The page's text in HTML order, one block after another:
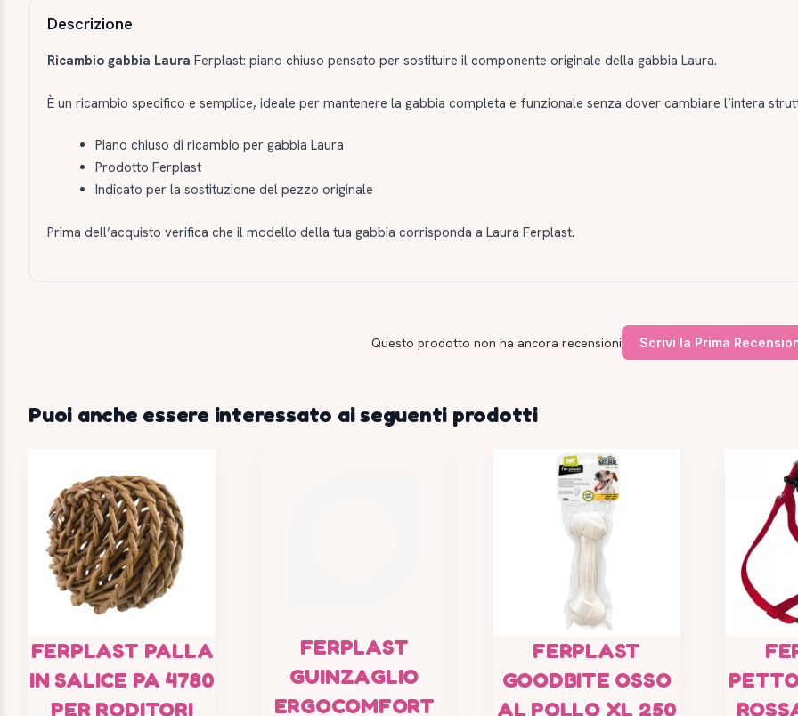
Descrizione
Ricambio gabbia Laura Ferplast: piano chiuso pensato per sostituire il componente originale della gabbia Laura.
È un ricambio specifico e semplice, ideale per mantenere la gabbia completa e funzionale senza dover cambiare l’intera
Piano chiuso di ricambio per gabbia Laura
Prodotto Ferplast
Indicato per la sostituzione del pezzo originale
Prima dell’acquisto verifica che il modello della tua gabbia corrisponda a Laura Ferplast.
Questo prodotto non ha ancora recensioni Scrivi la Prima
Puoi anche essere interessato ai seguenti prodotti
FERPLAST PALLA
IN SALICE PA 4780
PER RODITORI
FERPLAST
GUINZAGLIO
ERGOCOMFORT
FERPLAST
GOODBITE OSSO
AL POLLO XL 250